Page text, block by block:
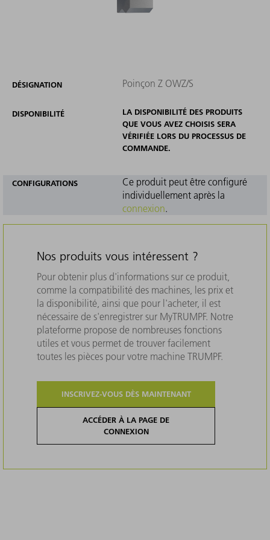
DÉSIGNATION Poinçon Z OWZ/S
DISPONIBILITÉ
LA DISPONIBILITÉ DES PRODUITS
QUE VOUS AVEZ CHOISIS SERA
VÉRIFIÉE LORS DU PROCESSUS DE
COMMANDE.
CONFIGURATIONS
Ce produit peut être configuré
individuellement après la
connexion.
Nos produits vous intéressent ?
Pour obtenir plus d'informations sur ce produit,
comme la compatibilité des machines, les prix et
la disponibilité, ainsi que pour l'acheter, il est
nécessaire de s'enregistrer sur MyTRUMPF. Notre
plateforme propose de nombreuses fonctions
utiles et vous permet de trouver facilement
toutes les pièces pour votre machine TRUMPF.
INSCRIVEZ-VOUS DÈS MAINTENANT
ACCÉDER À LA PAGE DE
CONNEXION